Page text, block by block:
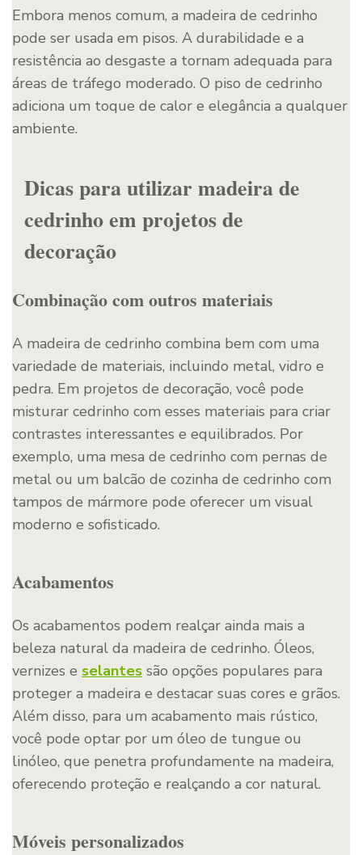
Embora menos comum, a madeira de cedrinho
pode ser usada em pisos. A durabilidade e a
resistência ao desgaste a tornam adequada para
áreas de tráfego moderado. O piso de cedrinho
adiciona um toque de calor e elegância a qualquer
ambiente.
Dicas para utilizar madeira de
cedrinho em projetos de
decoração
Combinação com outros materiais
A madeira de cedrinho combina bem com uma
variedade de materiais, incluindo metal, vidro e
pedra. Em projetos de decoração, você pode
misturar cedrinho com esses materiais para criar
contrastes interessantes e equilibrados. Por
exemplo, uma mesa de cedrinho com pernas de
metal ou um balcão de cozinha de cedrinho com
tampos de mármore pode oferecer um visual
moderno e sofisticado.
Acabamentos
Os acabamentos podem realçar ainda mais a
beleza natural da madeira de cedrinho. Óleos,
vernizes e selantes são opções populares para
proteger a madeira e destacar suas cores e grãos.
Além disso, para um acabamento mais rústico,
você pode optar por um óleo de tungue ou
linóleo, que penetra profundamente na madeira,
oferecendo proteção e realçando a cor natural.
Móveis personalizados